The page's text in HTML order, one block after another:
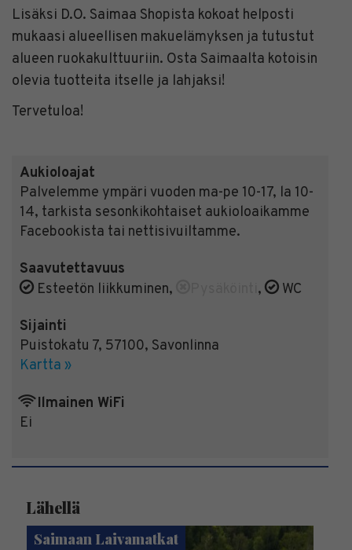
Lisäksi D.O. Saimaa Shopista kokoat helposti
mukaasi alueellisen makuelämyksen ja tutustut
alueen ruokakulttuuriin. Osta Saimaalta kotoisin
olevia tuotteita itselle ja lahjaksi!
Tervetuloa!
Aukioloajat
Palvelemme ympäri vuoden ma-pe 10-17, la 10-
14, tarkista sesonkikohtaiset aukioloaikamme
Facebookista tai nettisivuiltamme.
Saavutettavuus
Esteetön liikkuminen, , WC
Sijainti
Puistokatu 7, 57100, Savonlinna
Kartta »
Ilmainen WiFi
Ei
Lähellä
Saimaan Laivamatkat